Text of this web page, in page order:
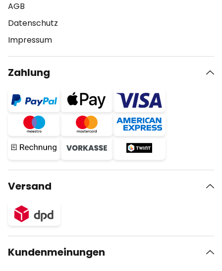
AGB
Datenschutz
Impressum
Zahlung
Versand
Kundenmeinungen